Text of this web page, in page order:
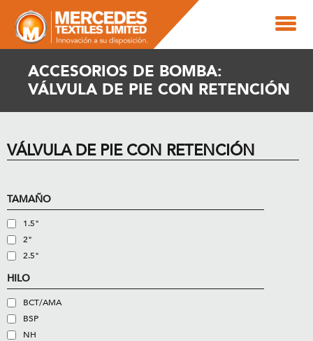
ACCESORIOS DE BOMBA:
VÁLVULA DE PIE CON RETENCIÓN
VÁLVULA DE PIE CON RETENCIÓN
TAMAÑO
1.5"
2"
2.5"
HILO
BCT/AMA
BSP
NH